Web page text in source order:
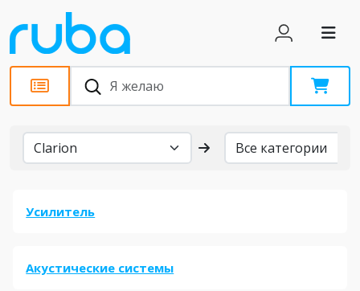
Бренды
Усилитель
Акустические системы